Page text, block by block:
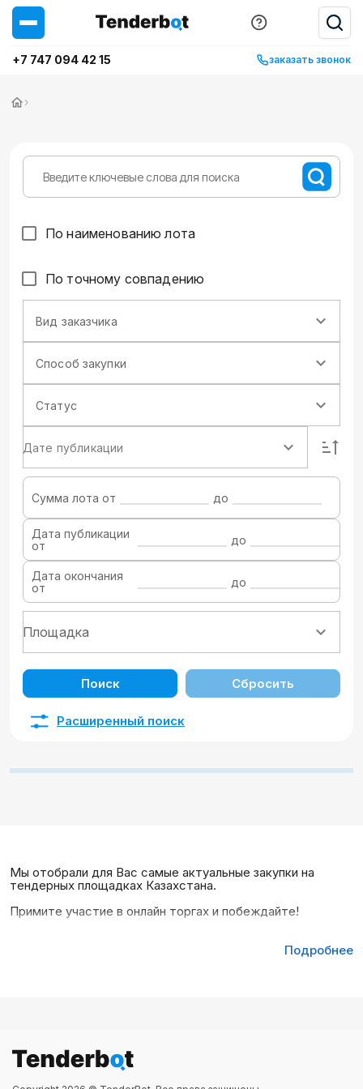
+7 747 094 42 15 заказать звонок
›
По наименованию лота
По точному совпадению
Вид заказчика
Способ закупки
Статус
Дате публикации
Сумма лота от до
Дата публикации
от
до
Дата окончания
от
до
Поиск Сбросить
Расширенный поиск
Мы отобрали для Вас самые актуальные закупки на
тендерных площадках Казахстана.
Примите участие в онлайн торгах и побеждайте!
Подробнее